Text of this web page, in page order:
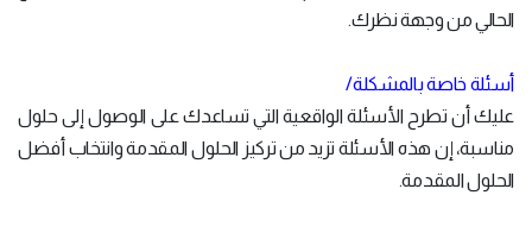
الحالي من وجهة نظرك.
أسئلة خاصة بالمشكلة/
عليك أن تطرح الأسئلة الواقعية التي تساعدك على الوصول إلى حلول
مناسبة، إن هذه الأسئلة تزيد من تركيز الحلول المقدمة وانتخاب أفضل
الحلول المقدمة.